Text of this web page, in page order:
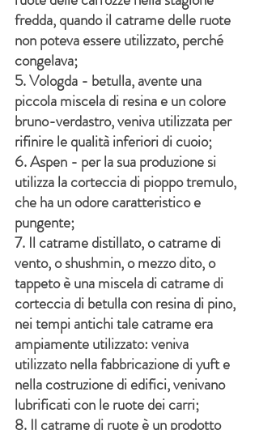
fredda, quando il catrame delle ruote
non poteva essere utilizzato, perché
congelava;
5. Vologda - betulla, avente una
piccola miscela di resina e un colore
bruno-verdastro, veniva utilizzata per
rifinire le qualità inferiori di cuoio;
6. Aspen - per la sua produzione si
utilizza la corteccia di pioppo tremulo,
che ha un odore caratteristico e
pungente;
7. Il catrame distillato, o catrame di
vento, o shushmin, o mezzo dito, o
tappeto è una miscela di catrame di
corteccia di betulla con resina di pino,
nei tempi antichi tale catrame era
ampiamente utilizzato: veniva
utilizzato nella fabbricazione di yuft e
nella costruzione di edifici, venivano
lubrificati con le ruote dei carri;
8. Il catrame di ruote è un prodotto